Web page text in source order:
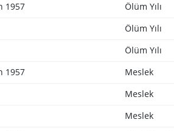
1957 Ölüm Yılı
Ölüm Yılı
Ölüm Yılı
1957 Meslek
Meslek
Meslek